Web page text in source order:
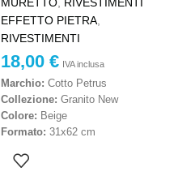
EFFETTO PIETRA,
RIVESTIMENTI
18,00 € IVA inclusa
Marchio: Cotto Petrus
Collezione: Granito New
Colore: Beige
Formato: 31x62 cm
Scelta: